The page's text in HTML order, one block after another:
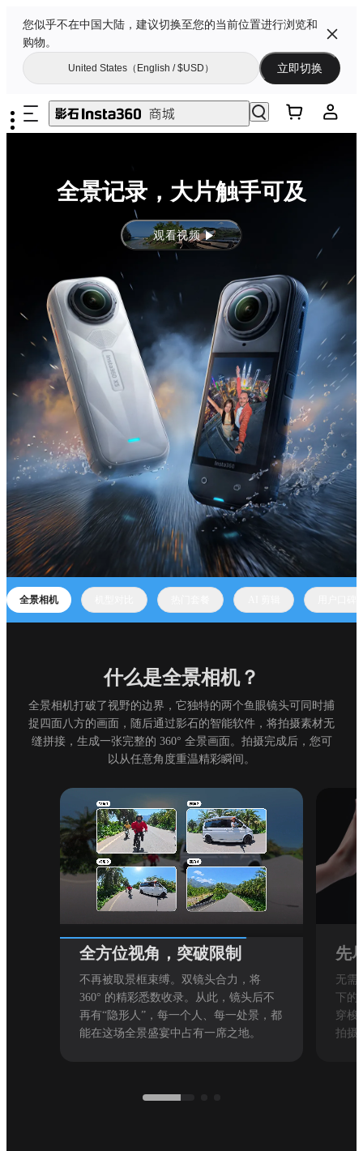
您似乎不在中国大陆，建议切换至您的当前位置进行浏览和
购物。
United States（English / $USD） 立即切换
全景记录，大片触手可及
观看视频
全景相机
什么是全景相机？
全景相机打破了视野的边界，它独特的两个鱼眼镜头可同时捕
捉四面八方的画面，随后通过影石的智能软件，将拍摄素材无
缝拼接，生成一张完整的 360° 全景画面。拍摄完成后，您可
以从任意角度重温精彩瞬间。
全方位视角，突破限制
不再被取景框束缚。双镜头合力，将
360° 的精彩悉数收录。从此，镜头后不
再有“隐形人”，每一个人、每一处景，都
能在这场全景盛宴中占有一席之地。
先
无需
下
穿梭
拍摄